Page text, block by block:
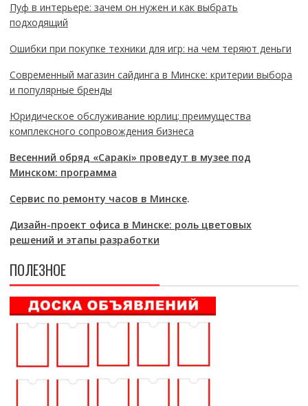
Пуф в интерьере: зачем он нужен и как выбрать
подходящий
Ошибки при покупке техники для игр: на чем теряют деньги
Современный магазин сайдинга в Минске: критерии выбора
и популярные бренды
Юридическое обслуживание юрлиц: преимущества
комплексного сопровождения бизнеса
Весенний обряд «Саракі» проведут в музее под
Минском: программа
Сервис по ремонту часов в Минске.
Дизайн-проект офиса в Минске: роль цветовых
решений и этапы разработки
ПОЛЕЗНОЕ